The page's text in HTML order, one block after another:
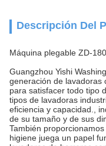
Descripción Del
Máquina plegable ZD-
Guangzhou Yishi
generación de lavadoras
para satisfacer todo tipo
tipos de lavadoras
eficiencia y capacidad.,
de su tamaño y de sus
También
higiene juega un papel